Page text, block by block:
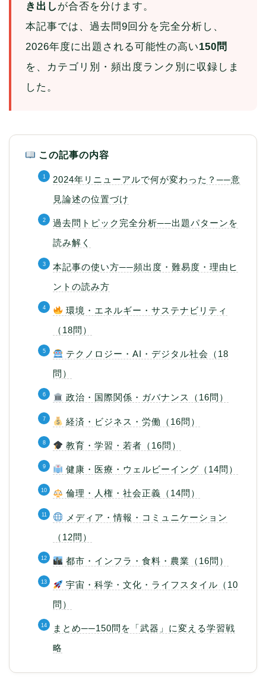
き出し が合否を分けます。
本記事では、過去問9回分を完全分析し、
2026年度に出題される可能性の高い150問
を、カテゴリ別・頻出度ランク別に収録しま
した。
この記事の内容
2024年リニューアルで何が変わった？──意
見論述の位置づけ
過去問トピック完全分析──出題パターンを
読み解く
本記事の使い方──頻出度・難易度・理由ヒ
ントの読み方
環境・エネルギー・サステナビリティ
（18問）
テクノロジー・AI・デジタル社会（18
問）
政治・国際関係・ガバナンス（16問）
経済・ビジネス・労働（16問）
教育・学習・若者（16問）
健康・医療・ウェルビーイング（14問）
倫理・人権・社会正義（14問）
メディア・情報・コミュニケーション
（12問）
都市・インフラ・食料・農業（16問）
宇宙・科学・文化・ライフスタイル（10
問）
まとめ──150問を「武器」に変える学習戦
略